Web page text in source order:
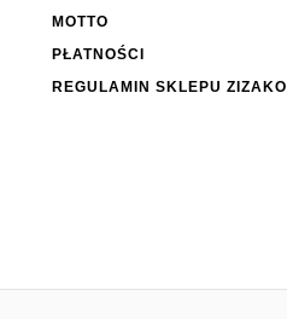
MOTTO
PŁATNOŚCI
REGULAMIN SKLEPU ZIZAKO